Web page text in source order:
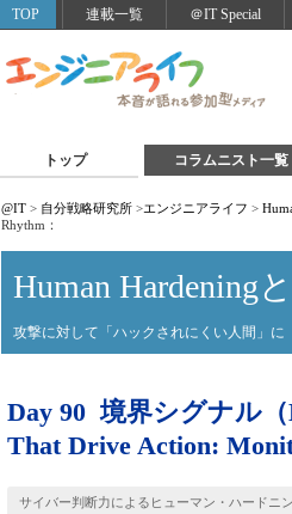
TOP 連載一覧 ＠IT Special
トップ コラムニスト一覧
@IT > 自分戦略研究所 >エンジニアライフ >
Rhythm：
Human Hardening
攻撃に対して「ハックされにくい人間」に
Day 90 境界シグナル
That Drive Action:
サイバー判断力によるヒューマン・ハードニ